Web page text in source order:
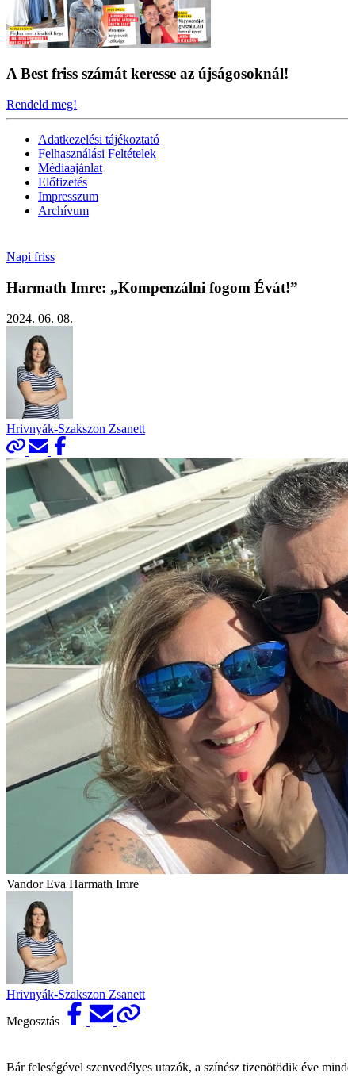
A Best friss számát keresse az újságosoknál!
Rendeld meg!
Adatkezelési tájékoztató
Felhasználási Feltételek
Médiaajánlat
Előfizetés
Impresszum
Archívum
Napi friss
Harmath Imre: „Kompenzálni fogom Évát!”
2024. 06. 08.
Hrivnyák-Szakszon Zsanett
Vandor Eva Harmath Imre
Hrivnyák-Szakszon Zsanett
Megosztás
Bár feleségével szenvedélyes utazók, a színész tizenötödik éve